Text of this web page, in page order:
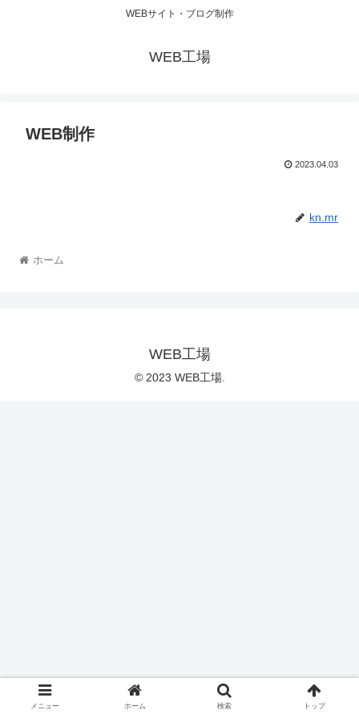
WEBサイト・ブログ制作
WEB工場
WEB制作
2023.04.03
kn.mr
ホーム
WEB工場
© 2023 WEB工場.
メニュー ホーム 検索 トップ